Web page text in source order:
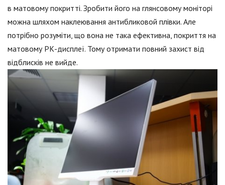
в матовому покритті. Зробити його на глянсовому моніторі
можна шляхом наклеювання антибликовой плівки. Але
потрібно розуміти, що вона не така ефективна, покриття на
матовому РК-дисплеї. Тому отримати повний захист від
відблисків не вийде.